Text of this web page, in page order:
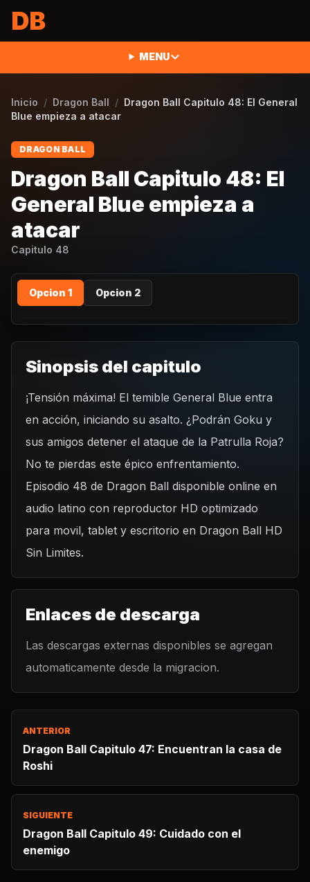
DB
MENU
Inicio / Dragon Ball / Dragon Ball Capitulo 48: El General
Blue empieza a atacar
DRAGON BALL
Dragon Ball Capitulo 48: El
General Blue empieza a
atacar
Capitulo 48
Opcion 1 Opcion 2
REPRODUCIR CAPITULO
Dragon Ball Capitulo 48: El General Blue empieza a
CARGAR REPRODUCTOR
Sinopsis del capitulo
¡Tensión máxima! El temible General Blue entra
en acción, iniciando su asalto. ¿Podrán Goku y
sus amigos detener el ataque de la Patrulla Roja?
No te pierdas este épico enfrentamiento.
Episodio 48 de Dragon Ball disponible online en
audio latino con reproductor HD optimizado
para movil, tablet y escritorio en Dragon Ball HD
Sin Limites.
Enlaces de descarga
Las descargas externas disponibles se agregan
automaticamente desde la migracion.
ANTERIOR
Dragon Ball Capitulo 47: Encuentran la casa de
Roshi
SIGUIENTE
Dragon Ball Capitulo 49: Cuidado con el
enemigo